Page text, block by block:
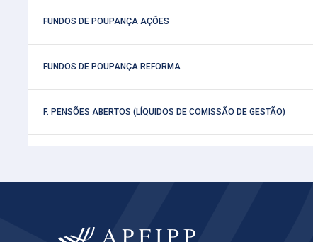
FUNDOS DE POUPANÇA AÇÕES
FUNDOS DE POUPANÇA REFORMA
F. PENSÕES ABERTOS (LÍQUIDOS DE COMISSÃO DE GESTÃO)